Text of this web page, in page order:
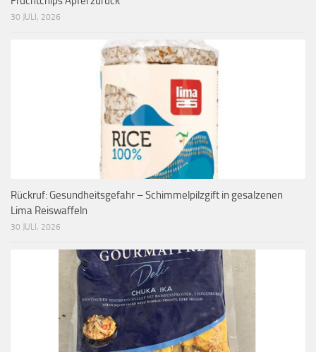
30 JULI, 2026
Rückruf: Gesundheitsgefahr – Schimmelpilzgift in gesalzenen
Lima Reiswaffeln
30 JULI, 2026